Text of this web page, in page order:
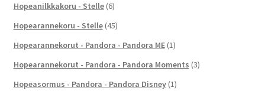
Hopeanilkkakoru - Stelle (6)
Hopearannekoru - Stelle (45)
Hopearannekorut - Pandora - Pandora ME (1)
Hopearannekorut - Pandora - Pandora Moments (3)
Hopeasormus - Pandora - Pandora Disney (1)